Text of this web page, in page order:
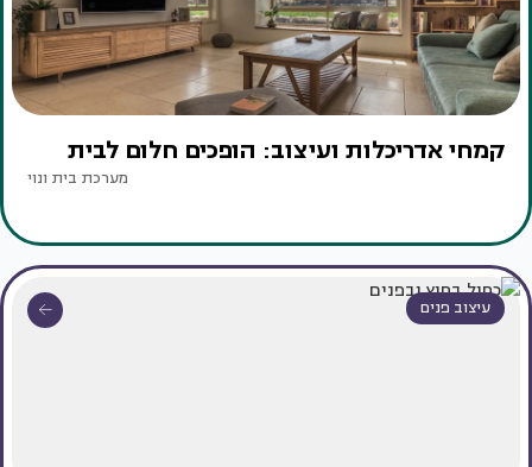
קמחי אדריכלות ועיצוב: הופכים חלום לבית
מערכת בית ונוי
עיצוב פנים